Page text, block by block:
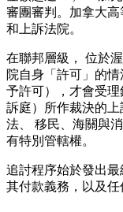
審團審判。加拿大
和上訴法院。
在聯邦層級， 位於
院自身「許可」的
予許可），才會受
訴庭）所作裁決的
法、 移民、海關與
有特別管轄權。
追討程序始於發出
其付款義務，以及任